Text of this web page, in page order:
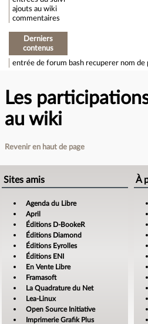
ajouts au wiki
commentaires
Derniers
contenus
entrée de forum bash recuperer nom
Les
au wiki
Revenir en haut de page
Sites amis
Agenda du Libre
April
Éditions D-BookeR
Éditions Diamond
Éditions Eyrolles
Éditions ENI
En Vente Libre
Framasoft
La Quadrature du Net
Lea-Linux
Open Source Initiative
Imprimerie Grafik Plus
À